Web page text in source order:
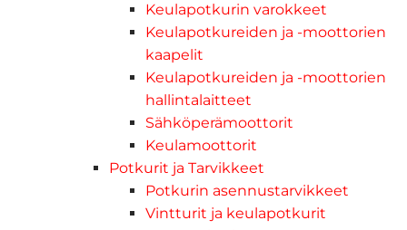
Keulapotkurin varokkeet
Keulapotkureiden ja -moottorien
kaapelit
Keulapotkureiden ja -moottorien
hallintalaitteet
Sähköperämoottorit
Keulamoottorit
Potkurit ja Tarvikkeet
Potkurin asennustarvikkeet
Vintturit ja keulapotkurit